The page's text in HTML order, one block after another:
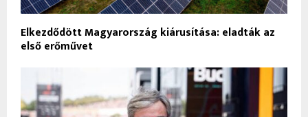
Elkezdődött Magyarország kiárusítása: eladták az
első erőművet